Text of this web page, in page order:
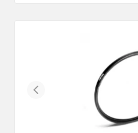
Previous